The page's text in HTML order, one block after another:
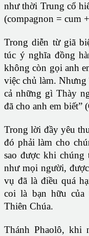
như thời Trung cổ
(compagnon = cum
Trong diễn từ giã
túc ý nghĩa đồng
không còn gọi anh
việc chủ làm.
cả những gì Thày
đã cho anh em biết”
Trong lời đầy yêu
đó phải làm cho
sao được khi
như mọi người,
vụ đã là điều quá
coi là bạn hữu của
Thiên Chúa.
Thánh Phaolô, khi